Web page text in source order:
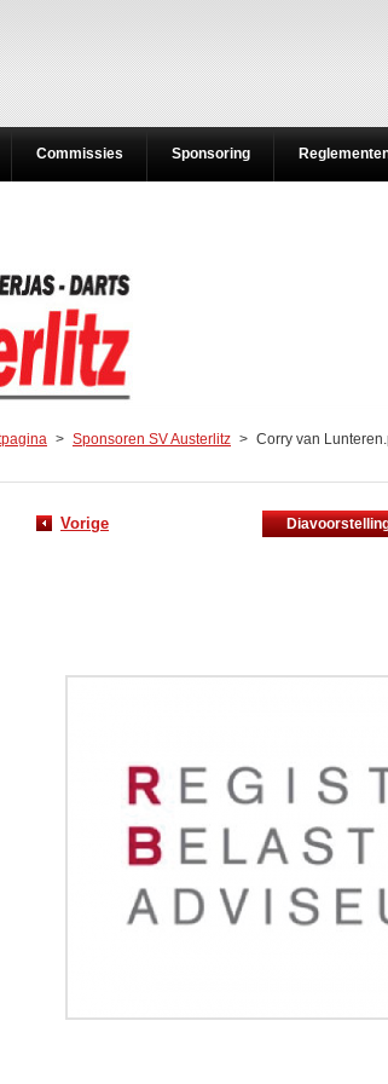
> Sponsoren SV Austerlitz > Corry van
Vorige
Commissies Sponsoring